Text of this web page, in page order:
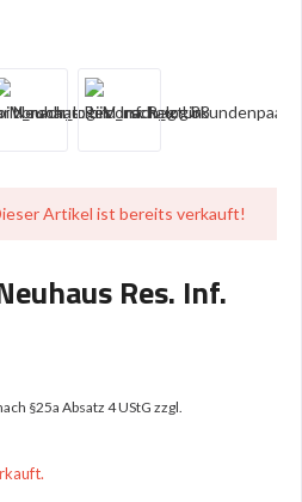
Artikel ist bereits verkauft!
Res. Inf.
§25a Absatz 4 UStG zzgl.